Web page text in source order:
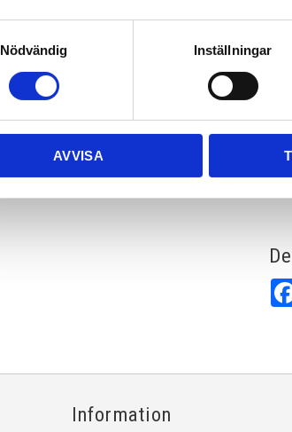
Nödvändig
Inställningar
AVVISA
Information